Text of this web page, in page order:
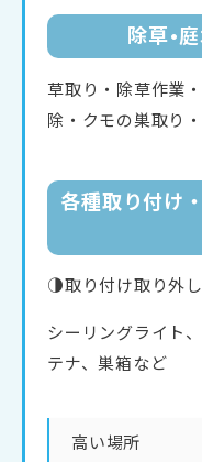
除草•
草取り・除草作業
除・クモの巣取り
各種取り付け
◑取り付け取り外
シーリングライト
テナ、巣箱など
高い場所